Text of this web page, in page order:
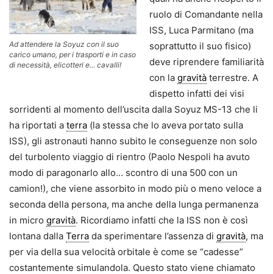
Ad attendere la Soyuz con il suo
carico umano, per i trasporti e in caso
di necessità, elicotteri e... cavalli!
ruolo di Comandante nella
ISS, Luca Parmitano (ma
soprattutto il suo fisico)
deve riprendere familiarità
con la gravità terrestre. A
dispetto infatti dei visi
sorridenti al momento dell’uscita dalla Soyuz MS-13 che li
ha riportati a terra (la stessa che lo aveva portato sulla
ISS), gli astronauti hanno subito le conseguenze non solo
del turbolento viaggio di rientro (Paolo Nespoli ha avuto
modo di paragonarlo allo… scontro di una 500 con un
camion!), che viene assorbito in modo più o meno veloce a
seconda della persona, ma anche della lunga permanenza
in micro gravità. Ricordiamo infatti che la ISS non è così
lontana dalla Terra da sperimentare l’assenza di gravità, ma
per via della sua velocità orbitale è come se “cadesse”
costantemente simulandola. Questo stato viene chiamato